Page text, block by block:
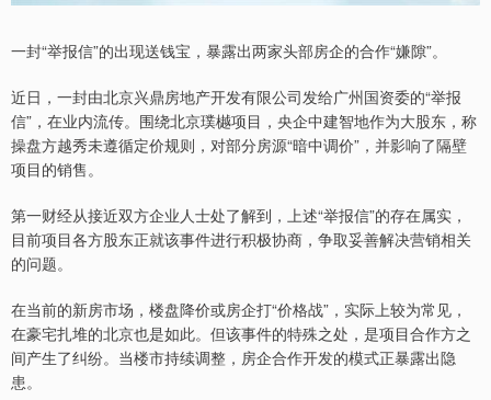
一封“举报信”的出现送钱宝，暴露出两家头部房企的合作“嫌隙”。
近日，一封由北京兴鼎房地产开发有限公司发给广州国资委的“举报
信”，在业内流传。围绕北京璞樾项目，央企中建智地作为大股东，称
操盘方越秀未遵循定价规则，对部分房源“暗中调价”，并影响了隔壁
项目的销售。
第一财经从接近双方企业人士处了解到，上述“举报信”的存在属实，
目前项目各方股东正就该事件进行积极协商，争取妥善解决营销相关
的问题。
在当前的新房市场，楼盘降价或房企打“价格战”，实际上较为常见，
在豪宅扎堆的北京也是如此。但该事件的特殊之处，是项目合作方之
间产生了纠纷。当楼市持续调整，房企合作开发的模式正暴露出隐
患。